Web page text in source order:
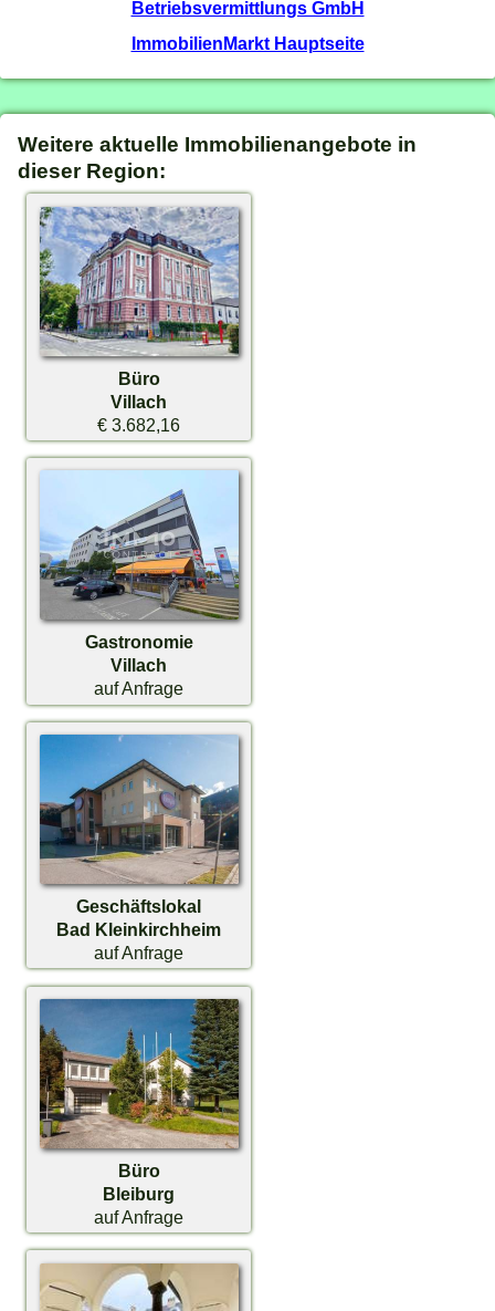
Betriebsvermittlungs GmbH
ImmobilienMarkt Hauptseite
Weitere aktuelle Immobilienangebote in
dieser Region:
Büro
Villach
€ 3.682,16
Gastronomie
Villach
auf Anfrage
Geschäftslokal
Bad Kleinkirchheim
auf Anfrage
Büro
Bleiburg
auf Anfrage